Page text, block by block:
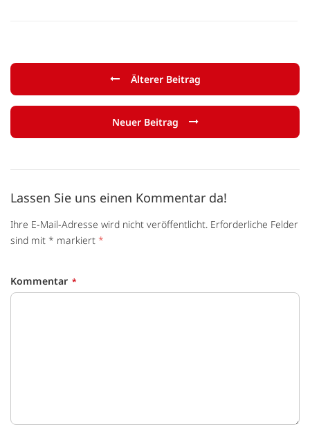
Älterer Beitrag
Neuer Beitrag
Lassen Sie uns einen Kommentar da!
Ihre E-Mail-Adresse wird nicht veröffentlicht. Erforderliche Felder
sind mit * markiert *
Kommentar